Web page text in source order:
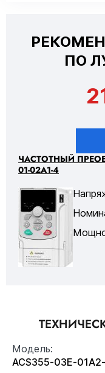
ПО
ЧАСТОТНЫЙ
01-02А1-4
Модель:
ACS355-03E-